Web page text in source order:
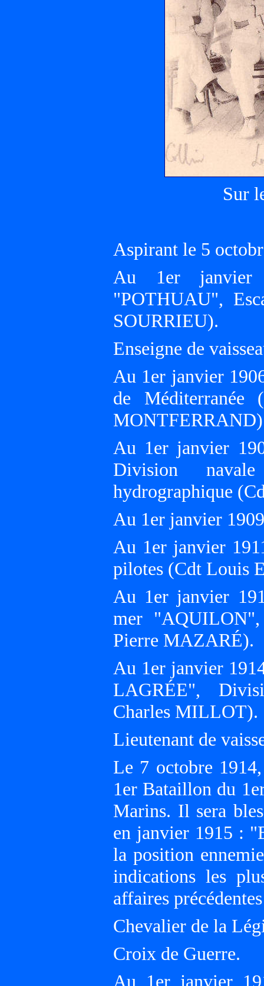
Sur
Aspirant le 5
Au 1er janvier
"POTHUAU",
SOURRIEU).
Enseigne de
Au 1er janvier
de
Au 1er janvier
Division
hydrographique
Au 1er janvier
Au 1er janvier
pilotes (Cdt Louis
Au 1er janvier
mer
Pierre MAZARÉ).
Au 1er janvier
LAGRÉE",
Charles MILLOT).
Lieutenant de
Le 7 octobre
1er Bataillon du
Marins. Il sera
en janvier 1915 :
la position
indications les
affaires
Chevalier de la
Croix de Guerre.
Au 1er janvier